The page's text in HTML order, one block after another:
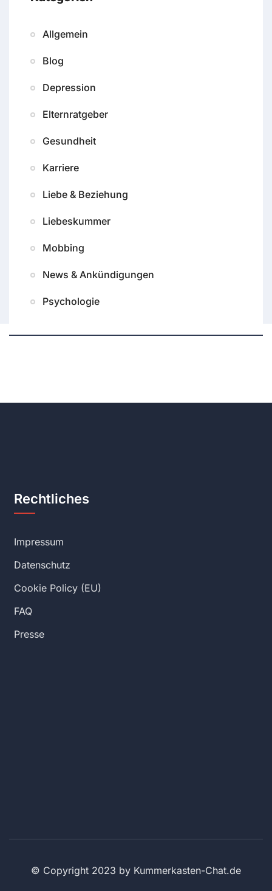
Allgemein
Blog
Depression
Elternratgeber
Gesundheit
Karriere
Liebe & Beziehung
Liebeskummer
Mobbing
News & Ankündigungen
Psychologie
Rechtliches
Impressum
Datenschutz
Cookie Policy (EU)
FAQ
Presse
© Copyright 2023 by Kummerkasten-Chat.de